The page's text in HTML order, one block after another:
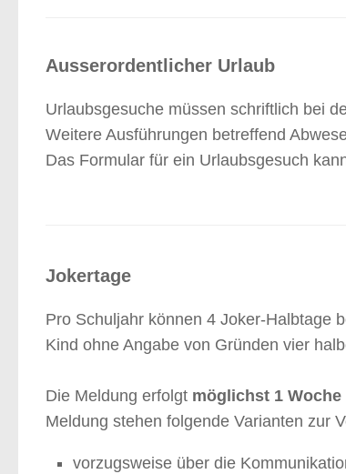
Ausserordentlicher Urlaub
Urlaubsgesuche müssen schriftlich bei
Weitere Ausführungen betreffend
Das Formular für ein Urlaubsgesuch
Jokertage
Pro Schuljahr können 4 Joker-Halbtage
Kind ohne Angabe von Gründen vier
Die Meldung erfolgt möglichst 1 Woche
Meldung stehen folgende Varianten zur
vorzugsweise über die